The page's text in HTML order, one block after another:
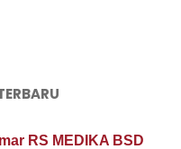
RS MEDIKA BSD